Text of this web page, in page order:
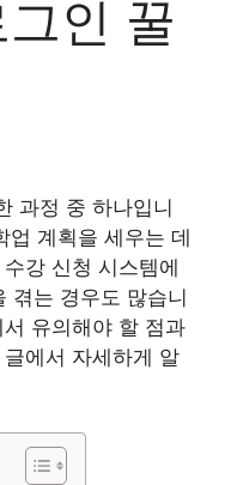
인 꿀
과정 중 하나입니
업 계획을 세우는 데
강 신청 시스템에
겪는 경우도 많습니
유의해야 할 점과
에서 자세하게 알